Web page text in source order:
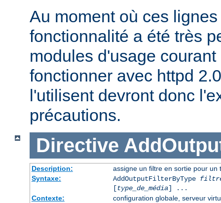
Au moment où ces
fonctionnalité a été très
modules d'usage
fonctionner avec httpd
l'utilisent devront donc
précautions.
Directive
Description:
assigne un filtre en sortie pour un
Syntaxe:
AddOutputFilterByType
[type_de_média] ...
Contexte:
configuration globale, serveur